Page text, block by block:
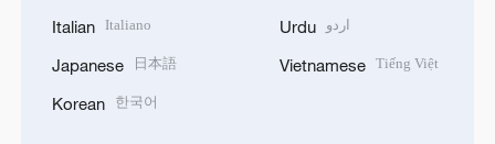
Italian Italiano
Japanese 日本語
Korean 한국어
Urdu اردو
Vietnamese Tiếng Việt